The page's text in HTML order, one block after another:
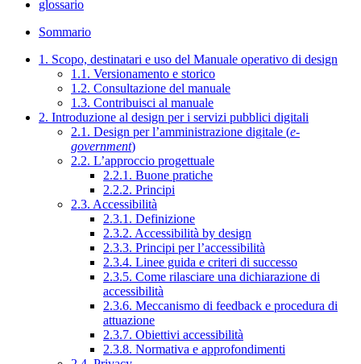
glossario
Sommario
1. Scopo, destinatari e uso del Manuale operativo di design
1.1. Versionamento e storico
1.2. Consultazione del manuale
1.3. Contribuisci al manuale
2. Introduzione al design per i servizi pubblici digitali
2.1. Design per l’amministrazione digitale (e-
government)
2.2. L’approccio progettuale
2.2.1. Buone pratiche
2.2.2. Principi
2.3. Accessibilità
2.3.1. Definizione
2.3.2. Accessibilità by design
2.3.3. Principi per l’accessibilità
2.3.4. Linee guida e criteri di successo
2.3.5. Come rilasciare una dichiarazione di
accessibilità
2.3.6. Meccanismo di feedback e procedura di
attuazione
2.3.7. Obiettivi accessibilità
2.3.8. Normativa e approfondimenti